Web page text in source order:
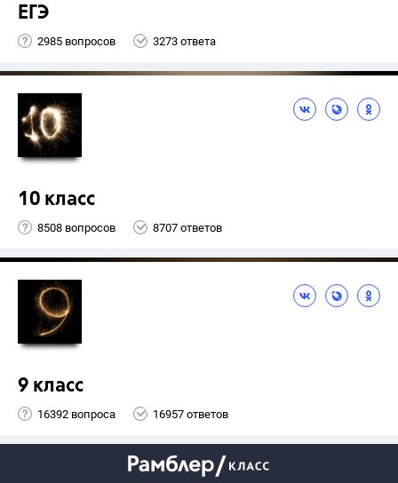
ЕГЭ
2985 вопросов 3273 ответа
10 класс
8508 вопросов 8707 ответов
9 класс
16392 вопроса 16957 ответов